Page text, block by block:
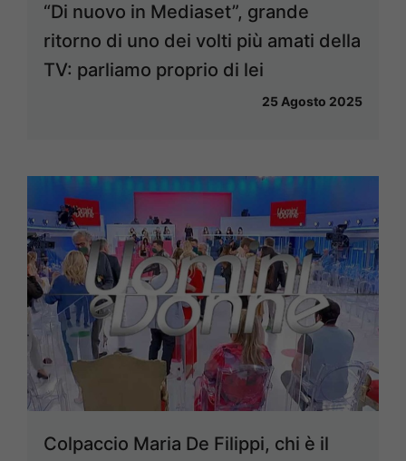
“Di nuovo in Mediaset”, grande
ritorno di uno dei volti più amati della
TV: parliamo proprio di lei
25 Agosto 2025
Colpaccio Maria De Filippi, chi è il